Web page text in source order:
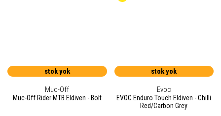
stok yok
Muc-Off
Muc-Off Rider MTB Eldiven - Bolt
stok yok
Evoc
EVOC Enduro Touch Eldiven - Chilli
Red/Carbon Grey